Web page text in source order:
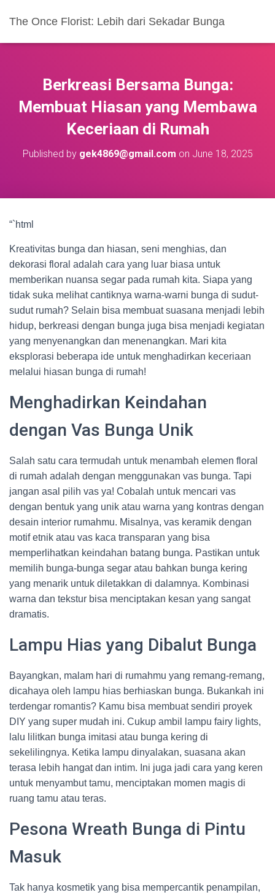
The Once Florist: Lebih dari Sekadar Bunga
Berkreasi Bersama Bunga:
Membuat Hiasan yang Membawa
Keceriaan di Rumah
Published by gek4869@gmail.com on June 18, 2025
“`html
Kreativitas bunga dan hiasan, seni menghias, dan
dekorasi floral adalah cara yang luar biasa untuk
memberikan nuansa segar pada rumah kita. Siapa yang
tidak suka melihat cantiknya warna-warni bunga di sudut-
sudut rumah? Selain bisa membuat suasana menjadi lebih
hidup, berkreasi dengan bunga juga bisa menjadi kegiatan
yang menyenangkan dan menenangkan. Mari kita
eksplorasi beberapa ide untuk menghadirkan keceriaan
melalui hiasan bunga di rumah!
Menghadirkan Keindahan
dengan Vas Bunga Unik
Salah satu cara termudah untuk menambah elemen floral
di rumah adalah dengan menggunakan vas bunga. Tapi
jangan asal pilih vas ya! Cobalah untuk mencari vas
dengan bentuk yang unik atau warna yang kontras dengan
desain interior rumahmu. Misalnya, vas keramik dengan
motif etnik atau vas kaca transparan yang bisa
memperlihatkan keindahan batang bunga. Pastikan untuk
memilih bunga-bunga segar atau bahkan bunga kering
yang menarik untuk diletakkan di dalamnya. Kombinasi
warna dan tekstur bisa menciptakan kesan yang sangat
dramatis.
Lampu Hias yang Dibalut Bunga
Bayangkan, malam hari di rumahmu yang remang-remang,
dicahaya oleh lampu hias berhiaskan bunga. Bukankah ini
terdengar romantis? Kamu bisa membuat sendiri proyek
DIY yang super mudah ini. Cukup ambil lampu fairy lights,
lalu lilitkan bunga imitasi atau bunga kering di
sekelilingnya. Ketika lampu dinyalakan, suasana akan
terasa lebih hangat dan intim. Ini juga jadi cara yang keren
untuk menyambut tamu, menciptakan momen magis di
ruang tamu atau teras.
Pesona Wreath Bunga di Pintu
Masuk
Tak hanya kosmetik yang bisa mempercantik penampilan,